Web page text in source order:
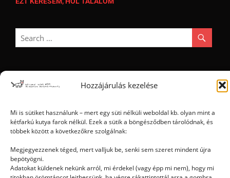
Hozzájárulás kezelése
Mi is sütiket használunk – mert egy süti nélküli weboldal kb. olyan mint a
kétfarkú kutya farok nélkül. Ezek a sütik a böngésződben tárolódnak, és
többek között a következőkre szolgálnak:
Megjegyezzenek téged, mert valljuk be, senki sem szeret mindent újra
bepötyögni.
Adatokat küldenek nekünk arról, mi érdekel (vagy épp mi nem), hogy mi
Ⓒ 2006 - 2026 - Magyar Kétfarkú Kutya Párt - Minden jog fenntartva